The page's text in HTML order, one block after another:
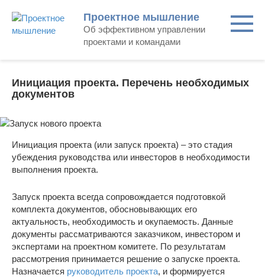
content
Проектное мышление
Об эффективном управлении
проектами и командами
Инициация проекта. Перечень необходимых
документов
Инициация проекта (или запуск проекта) – это стадия
убеждения руководства или инвесторов в необходимости
выполнения проекта.
Запуск проекта всегда сопровождается подготовкой
комплекта документов, обосновывающих его
актуальность, необходимость и окупаемость. Данные
документы рассматриваются заказчиком, инвестором и
экспертами на проектном комитете. По результатам
рассмотрения принимается решение о запуске проекта.
Назначается руководитель проекта, и формируется